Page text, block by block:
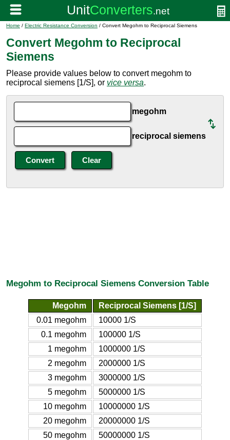
Home / Electric Resistance Conversion / Convert Megohm to Reciprocal Siemens
Convert Megohm to Reciprocal
Siemens
Please provide values below to convert megohm to
reciprocal siemens [1/S], or vice versa.
megohm
reciprocal siemens
Megohm to Reciprocal Siemens Conversion Table
Megohm
Reciprocal Siemens [1/S]
0.01 megohm
10000 1/S
0.1 megohm
100000 1/S
1 megohm
1000000 1/S
2 megohm
2000000 1/S
3 megohm
3000000 1/S
5 megohm
5000000 1/S
10 megohm
10000000 1/S
20 megohm
20000000 1/S
50 megohm
50000000 1/S